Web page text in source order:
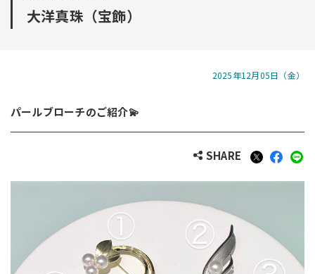
大洋真珠（宝飾）
2025年12月05日（金）
パールブローチのご紹介💫
SHARE